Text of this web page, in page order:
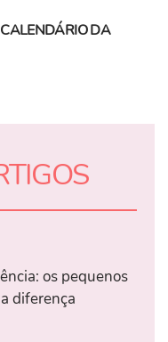
DA
os pequenos
diferença